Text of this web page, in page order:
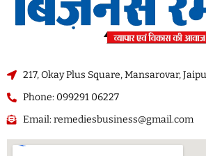
217, Okay Plus Square, Mansarovar,
Phone: 099291 06227
Email: remediesbusiness@gmail.com